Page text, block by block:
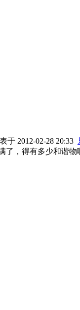
于 2012-02-28 20:33
了，得有多少和谐物